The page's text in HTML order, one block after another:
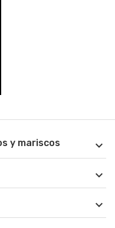
y mariscos 

